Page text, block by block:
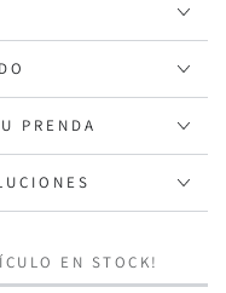
PRENDA
EN STOCK!